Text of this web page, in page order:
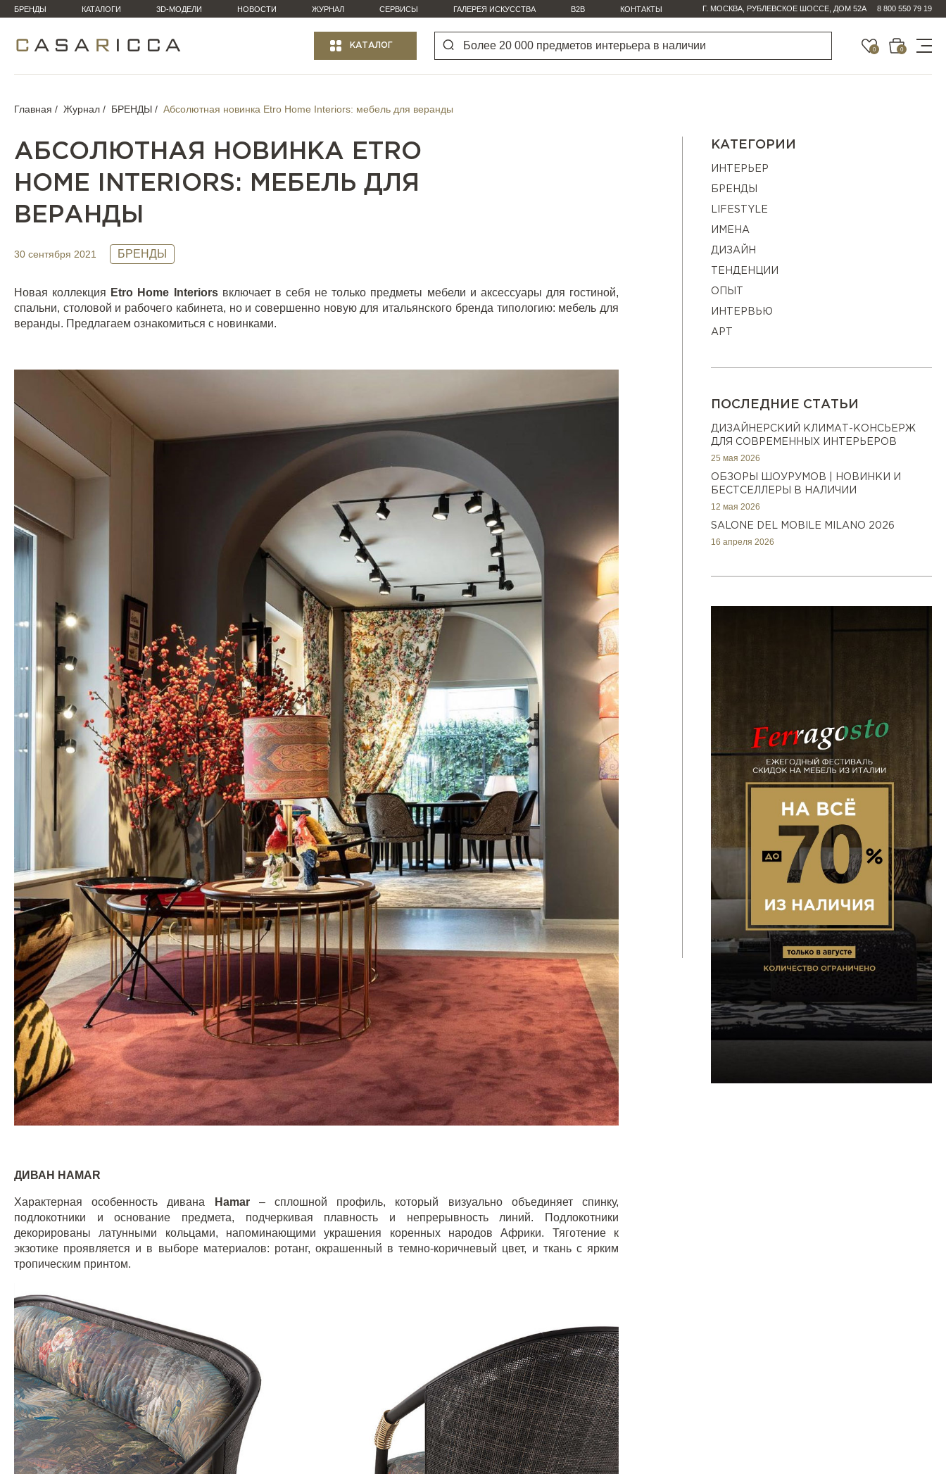
БРЕНДЫ КАТАЛОГИ 3D-МОДЕЛИ НОВОСТИ ЖУРНАЛ СЕРВИСЫ ГАЛЕРЕЯ ИСКУССТВА B2B КОНТАКТЫ Г. МОСКВА, РУБЛЕВСКОЕ ШОССЕ, ДОМ 52А 8 800 550 79 19
КАТАЛОГ 0 0
Главная Журнал БРЕНДЫ Абсолютная новинка Etro Home Interiors: мебель для веранды
АБСОЛЮТНАЯ НОВИНКА ETRO
HOME INTERIORS: МЕБЕЛЬ ДЛЯ
ВЕРАНДЫ
30 сентября 2021 БРЕНДЫ
Новая коллекция Etro Home Interiors включает в себя не только предметы мебели и аксессуары для гостиной,
спальни, столовой и рабочего кабинета, но и совершенно новую для итальянского бренда типологию: мебель для
веранды. Предлагаем ознакомиться с новинками.
ДИВАН HAMAR
Характерная особенность дивана Hamar
– сплошной профиль, который визуально объединяет спинку,
подлокотники и основание предмета, подчеркивая плавность и непрерывность линий. Подлокотники
декорированы латунными кольцами, напоминающими украшения коренных народов Африки. Тяготение к
экзотике проявляется и в выборе материалов: ротанг, окрашенный в темно-коричневый цвет, и ткань с ярким
тропическим принтом.
КАТЕГОРИИ
ИНТЕРЬЕР
БРЕНДЫ
LIFESTYLE
ИМЕНА
ДИЗАЙН
ТЕНДЕНЦИИ
ОПЫТ
ИНТЕРВЬЮ
АРТ
ПОСЛЕДНИЕ СТАТЬИ
ДИЗАЙНЕРСКИЙ КЛИМАТ-КОНСЬЕРЖ
ДЛЯ СОВРЕМЕННЫХ ИНТЕРЬЕРОВ
25 мая 2026
ОБЗОРЫ ШОУРУМОВ | НОВИНКИ И
БЕСТСЕЛЛЕРЫ В НАЛИЧИИ
12 мая 2026
SALONE DEL MOBILE MILANO 2026
16 апреля 2026